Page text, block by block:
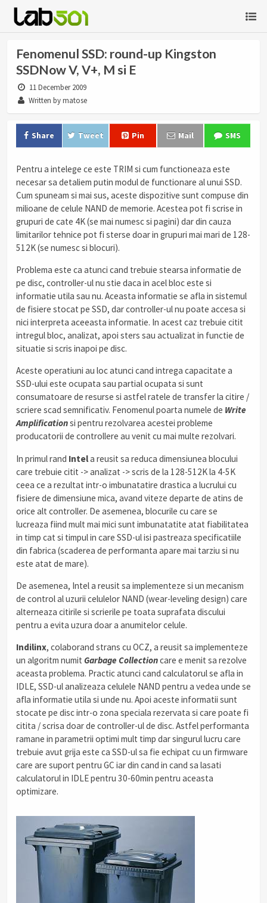
Fenomenul SSD: round-up Kingston
SSDNow V, V+, M si E
11 December 2009
Written by matose
Share Tweet Pin Mail SMS
Pentru a intelege ce este TRIM si cum functioneaza este
necesar sa detaliem putin modul de functionare al unui SSD.
Cum spuneam si mai sus, aceste dispozitive sunt compuse din
milioane de celule NAND de memorie. Acestea pot fi scrise in
grupuri de cate 4K (se mai numesc si pagini) dar din cauza
limitarilor tehnice pot fi sterse doar in grupuri mai mari de 128-
512K (se numesc si blocuri).
Problema este ca atunci cand trebuie stearsa informatie de
pe disc, controller-ul nu stie daca in acel bloc este si
informatie utila sau nu. Aceasta informatie se afla in sistemul
de fisiere stocat pe SSD, dar controller-ul nu poate accesa si
nici interpreta aceeasta informatie. In acest caz trebuie citit
intregul bloc, analizat, apoi sters sau actualizat in functie de
situatie si scris inapoi pe disc.
Aceste operatiuni au loc atunci cand intrega capacitate a
SSD-ului este ocupata sau partial ocupata si sunt
consumatoare de resurse si astfel ratele de transfer la citire /
scriere scad semnificativ. Fenomenul poarta numele de Write
Amplificationsi pentru rezolvarea acestei probleme
producatorii de controllere au venit cu mai multe rezolvari.
In primul rand Intela reusit sa reduca dimensiunea blocului
care trebuie citit -> analizat -> scris de la 128-512K la 4-5K
ceea ce a rezultat intr-o imbunatatire drastica a lucrului cu
fisiere de dimensiune mica, avand viteze departe de atins de
orice alt controller. De asemenea, blocurile cu care se
lucreaza fiind mult mai mici sunt imbunatatite atat fiabilitatea
in timp cat si timpul in care SSD-ul isi pastreaza specificatiile
din fabrica (scaderea de performanta apare mai tarziu si nu
este atat de mare).
De asemenea, Intel a reusit sa implementeze si un mecanism
de control al uzurii celulelor NAND (wear-leveling design) care
alterneaza citirile si scrierile pe toata suprafata discului
pentru a evita uzura doar a anumitelor celule.
Indilinx, colaborand strans cu OCZ, a reusit sa implementeze
un algoritm numit Garbage Collectioncare e menit sa rezolve
aceasta problema. Practic atunci cand calculatorul se afla in
IDLE, SSD-ul analizeaza celulele NAND pentru a vedea unde se
afla informatie utila si unde nu. Apoi aceste informatii sunt
stocate pe disc intr-o zona speciala rezervata si care poate fi
citita / scrisa doar de controller-ul de disc. Astfel performanta
ramane in parametrii optimi mult timp dar singurul lucru care
trebuie avut grija este ca SSD-ul sa fie echipat cu un firmware
care are suport pentru GC iar din cand in cand sa lasati
calculatorul in IDLE pentru 30-60min pentru aceasta
optimizare.